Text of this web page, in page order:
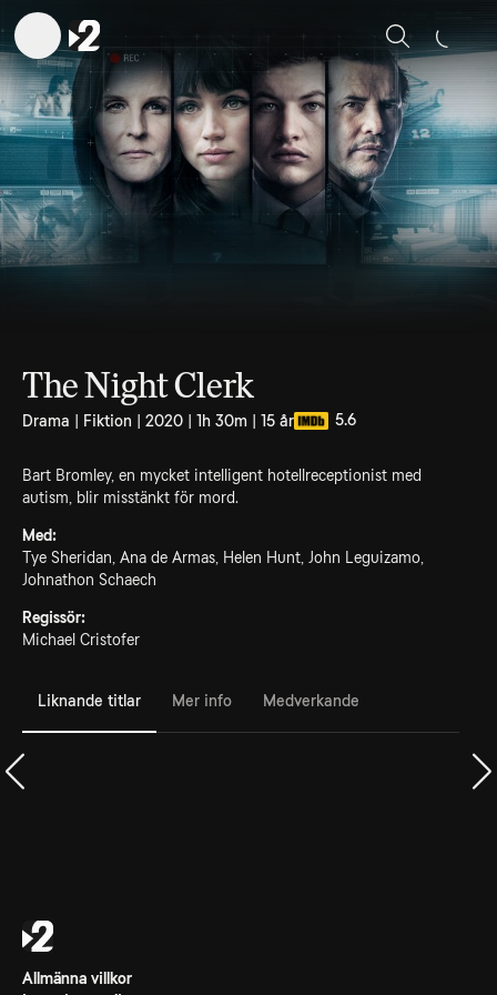
Sök
The Night Clerk
Drama | Fiktion | 2020 | 1h 30m | 15 år 5.6
Bart Bromley, en mycket intelligent hotellreceptionist med
autism, blir misstänkt för mord.
Med:
Tye Sheridan, Ana de Armas, Helen Hunt, John Leguizamo,
Johnathon Schaech
Regissör:
Michael Cristofer
Liknande titlar Mer info Medverkande
Allmänna villkor